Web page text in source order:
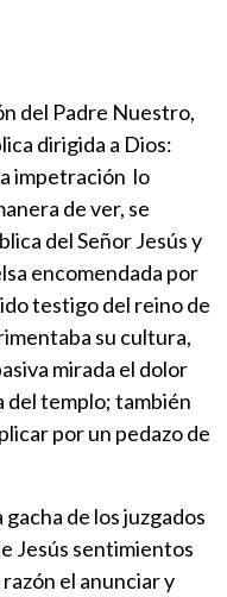
del Padre Nuestro,
dirigida a Dios:
impetración lo
de ver, se
del Señor Jesús y
encomendada por
testigo del reino de
su cultura,
mirada el dolor
del templo; también
por un pedazo de
gacha de los juzgados
Jesús sentimientos
el anunciar y